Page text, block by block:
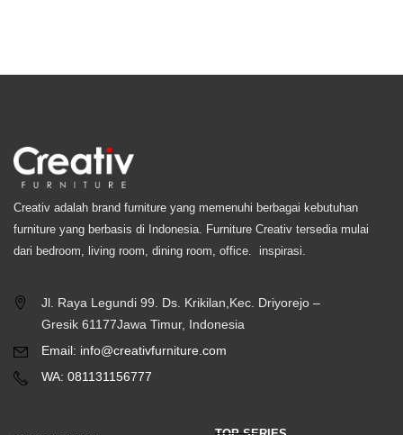
Creativ adalah brand furniture yang memenuhi berbagai kebutuhan
furniture yang berbasis di Indonesia. Furniture Creativ tersedia mulai
dari bedroom, living room, dining room, office. inspirasi.
Jl. Raya Legundi 99. Ds. Krikilan,Kec. Driyorejo –
Gresik 61177Jawa Timur, Indonesia
Email: info@creativfurniture.com
WA: 081131156777